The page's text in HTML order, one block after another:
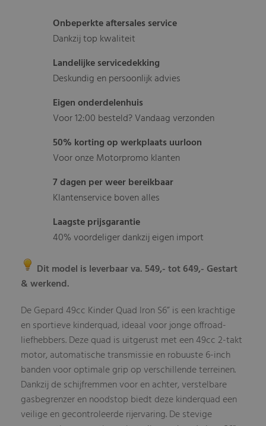
Onbeperkte aftersales service
Dankzij top kwaliteit
Landelijke servicedekking
Deskundig en persoonlijk advies
Eigen onderdelenhuis
Voor 12:00 besteld? Vandaag verzonden
50% korting op werkplaats uurloon
Voor onze Motorpromo klanten
7 dagen per weer bereikbaar
Klantenservice boven alles
Laagste prijsgarantie
40% voordeliger dankzij eigen import
Dit model is leverbaar va. 549,- tot 649,- Gestart
& werkend.
De Gepard 49cc Kinder Quad Iron S6” is een krachtige
en sportieve kinderquad, ideaal voor jonge offroad-
liefhebbers. Deze quad is uitgerust met een 49cc 2-takt
motor, automatische transmissie en robuuste 6-inch
banden voor optimale grip op verschillende terreinen.
Dankzij de schijfremmen voor en achter, verstelbare
gasbegrenzer en noodstop biedt deze kinderquad een
veilige en gecontroleerde rijervaring. De stevige